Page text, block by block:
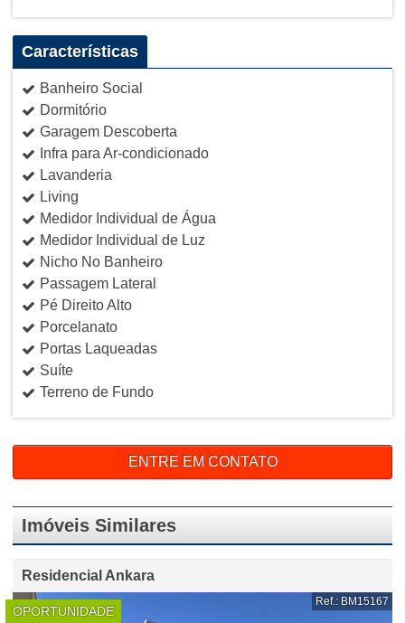
Características
Banheiro Social
Dormitório
Garagem Descoberta
Infra para Ar-condicionado
Lavanderia
Living
Medidor Individual de Água
Medidor Individual de Luz
Nicho No Banheiro
Passagem Lateral
Pé Direito Alto
Porcelanato
Portas Laqueadas
Suíte
Terreno de Fundo
ENTRE EM CONTATO
Imóveis Similares
Residencial Ankara
OPORTUNIDADE
Ref.: BM15167